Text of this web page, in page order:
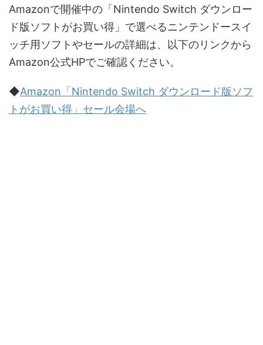
Amazonで開催中の「Nintendo Switch ダウンロー
ド版ソフトがお買い得」で選べるニンテンドースイ
ッチ用ソフトやセールの詳細は、以下のリンクから
Amazon公式HPでご確認ください。
◆Amazon「Nintendo Switch ダウンロード版ソフ
トがお買い得」セール会場へ